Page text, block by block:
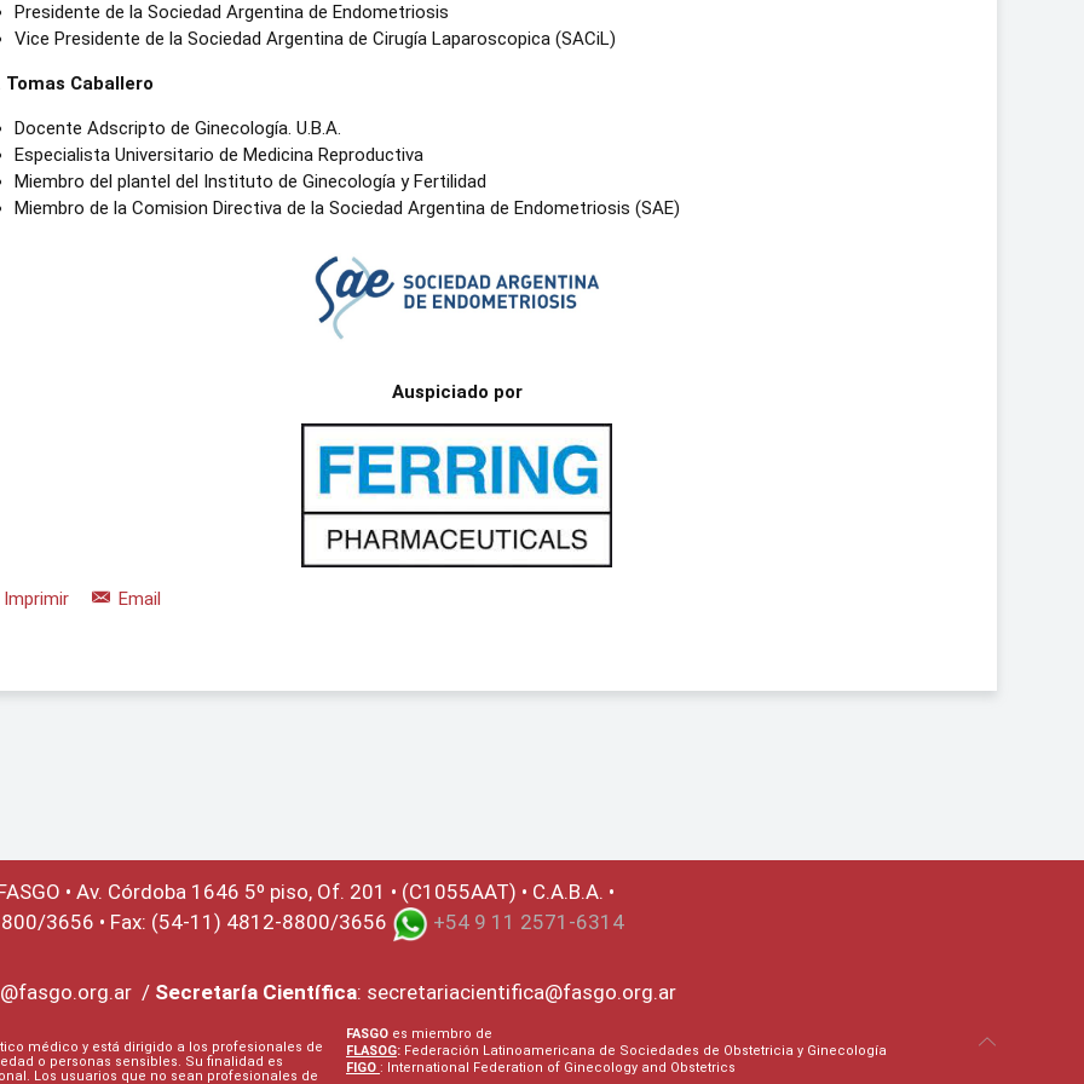
Presidente de la Sociedad Argentina de Endometriosis
Vice Presidente de la Sociedad Argentina de Cirugía Laparoscopica (SACiL)
Tomas Caballero
Docente Adscripto de Ginecología. U.B.A.
Especialista Universitario de Medicina Reproductiva
Miembro del plantel del Instituto de Ginecología y Fertilidad
Miembro de la Comision Directiva de la Sociedad Argentina de Endometriosis (SAE)
Auspiciado por
Imprimir Email
• Av. Córdoba 1646 5º piso, Of. 201 • (C1055AAT) • C.A.B.A. •
3656 • Fax: (54-11) 4812-8800/3656
+54 9 11 2571-6314
/ Secretaría Científica: secretariacientifica@fasgo.org.ar
médico y está dirigido a los profesionales de
o personas sensibles. Su finalidad es
Los usuarios que no sean profesionales de
FASGO es miembro de
FLASOG: Federación Latinoamericana de Sociedades de Obstetricia y Ginecología
FIGO : International Federation of Ginecology and Obstetrics